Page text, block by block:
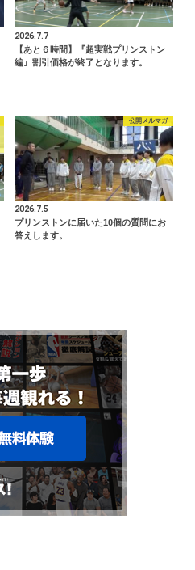
2026.7.7
【あと６時間】『超実戦プリンストン
編』割引価格が終了となります。
公開メルマガ
2026.7.5
プリンストンに届いた10個の質問にお
答えします。